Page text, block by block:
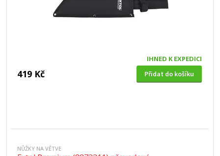
IHNED K EXPEDICI
419 Kč Přidat do košíku
NŮŽKY NA VĚTVE